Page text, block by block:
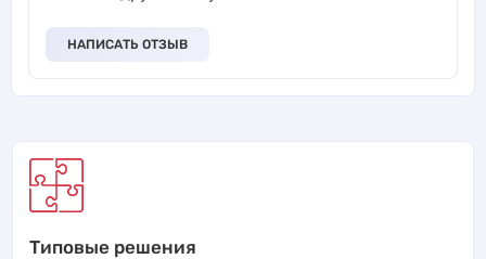
НАПИСАТЬ ОТЗЫВ
Типовые решения